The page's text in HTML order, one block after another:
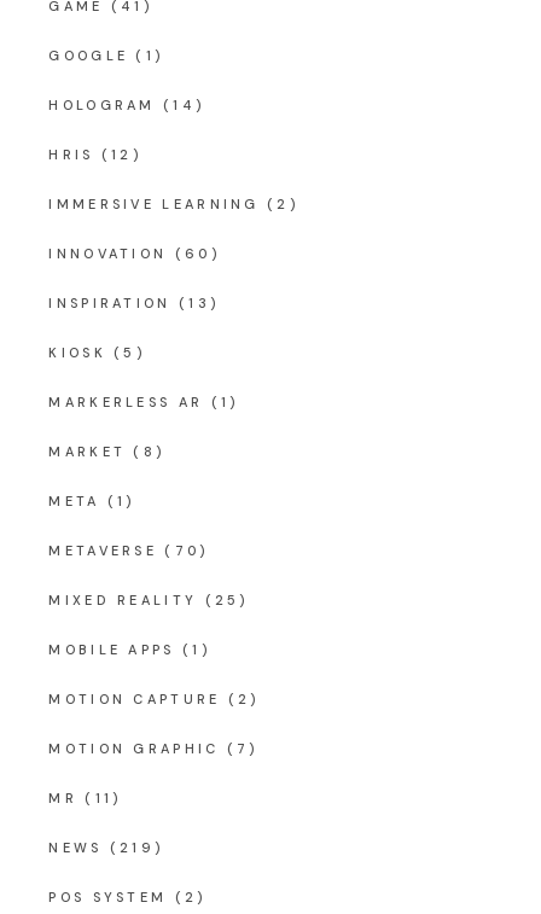
GAME (41)
GOOGLE (1)
HOLOGRAM (14)
HRIS (12)
IMMERSIVE LEARNING (2)
INNOVATION (60)
INSPIRATION (13)
KIOSK (5)
MARKERLESS AR (1)
MARKET (8)
META (1)
METAVERSE (70)
MIXED REALITY (25)
MOBILE APPS (1)
MOTION CAPTURE (2)
MOTION GRAPHIC (7)
MR (11)
NEWS (219)
POS SYSTEM (2)